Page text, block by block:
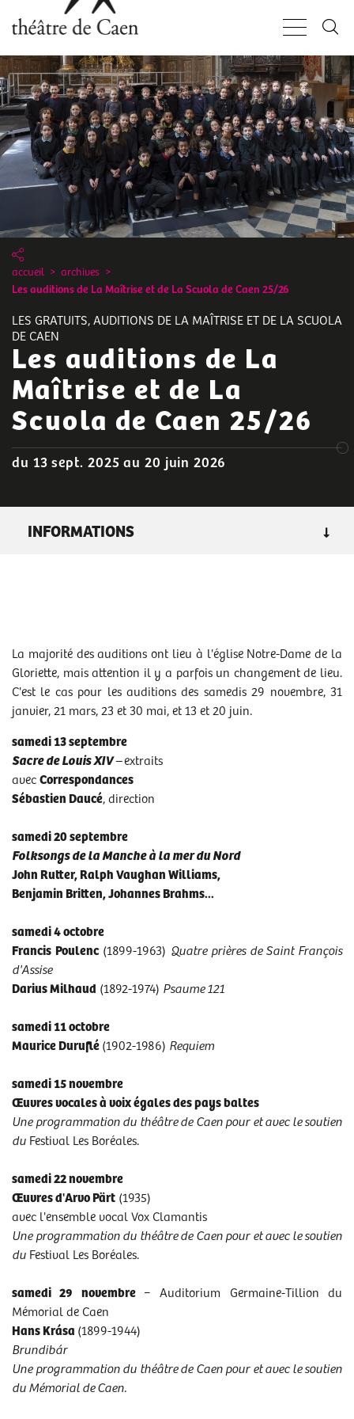
au
contenu
principal
accueil
archives
Les auditions de La Maîtrise et de La Scuola de Caen 25/26
LES GRATUITS, AUDITIONS DE LA MAÎTRISE ET DE LA SCUOLA
DE CAEN
Les auditions de La
Maîtrise et de La
Scuola de Caen 25/26
du 13 sept. 2025 au 20 juin 2026
INFORMATIONS
RENDEZ-VOUS
sam 13/09/2025 - 12h00
sam 20/09/2025 - 12h00
sam 11/10/2025- 12h00
sam 15/11/2025
- 12h00
sam 22/11/2025- 12h00
sam 29/11/2025 - 12h00
sam 13/12/2025- 12h00
sam 17/01/2026- 12h00
sam 24/01/2026- 12h00
sam 31/01/2026- 12h00
sam 07/03/2026
sam 21/03/2026 - 12h00
sam 28/03/2026
sam 23/05/2026- 12h00
sam 13/06/2026
sam 20/06/2026- 12h00
ACCESSIBILITÉ
La majorité des auditions ont lieu à l'église Notre-Dame de
la Gloriette, mais attention il y a parfois un changement de
Retrouvez nos jeunes chanteuses et chanteurs à
novembre, dans les foyers du théâtre les 31 janvier, 13 et 20
juin, à l'auditorium Jean-Pierre Dautel du Conservatoire &
Orchestre de Caen le 21 mars, dans cloître de l'hôtel de Ville
de Caen le 23 mai, et dans grande salle du théâtre de Caen
le 30 mai.
La majorité des auditions ont lieu à l'église Notre-Dame de la
Gloriette, mais attention il y a parfois un changement de lieu.
C'est le cas pour les auditions des samedis 29 novembre, 31
janvier, 21 mars, 23 et 30 mai, et 13 et 20 juin.
samedi 13 septembre
Sacre de Louis XIV–extraits
avec Correspondances
Sébastien Daucé, direction
samedi 20 septembre
Folksongs de la Manche à la mer du Nord
John Rutter, Ralph Vaughan Williams,
Benjamin Britten, Johannes Brahms...
samedi 4 octobre
Francis Poulenc(1899-1963) Quatre prières de Saint François
d'Assise
Darius Milhaud (1892-1974) Psaume 121
samedi 11 octobre
Maurice Duruflé (1902-1986) Requiem
samedi 15 novembre
Œuvres vocales à voix égales des pays baltes
Une programmation du théâtre de Caen pour et avec le soutien
du Festival Les Boréales.
samedi 22 novembre
Œuvres d'Arvo Pärt (1935)
avec l'ensemble vocal Vox Clamantis
Une programmation du théâtre de Caen pour et avec le soutien
du Festival Les Boréales.
samedi 29 novembre − Auditorium Germaine-Tillion du
Mémorial de Caen
Hans Krása (1899-1944)
Brundibár
Une programmation du théâtre de Caen pour et avec le soutien
du Mémorial de Caen.
Panneau de gestion des cookies